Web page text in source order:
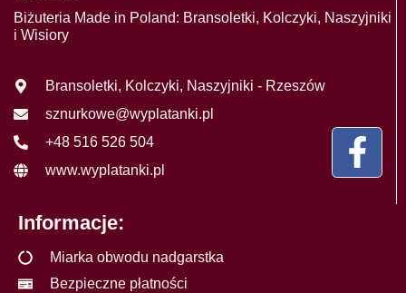
Biżuteria Made in Poland: Bransoletki, Kolczyki, Naszyjniki
i Wisiory
Bransoletki, Kolczyki, Naszyjniki - Rzeszów
sznurkowe@wyplatanki.pl
+48 516 526 504
www.wyplatanki.pl
Informacje:
Miarka obwodu nadgarstka
Bezpieczne płatności